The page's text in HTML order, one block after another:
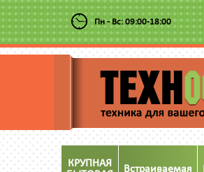
Пн - Вс: 09:00-18:00
КРУПНАЯ
Встраиваемая